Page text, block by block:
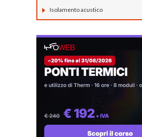
Isolamento acustico